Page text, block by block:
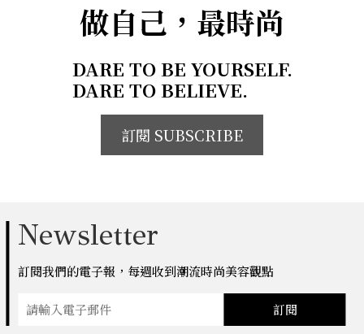
做自己，最時尚
DARE TO BE YOURSELF.
DARE TO BELIEVE.
訂閱 SUBSCRIBE
Newsletter
訂閱我們的電子報，每週收到潮流時尚美容觀點
訂閱